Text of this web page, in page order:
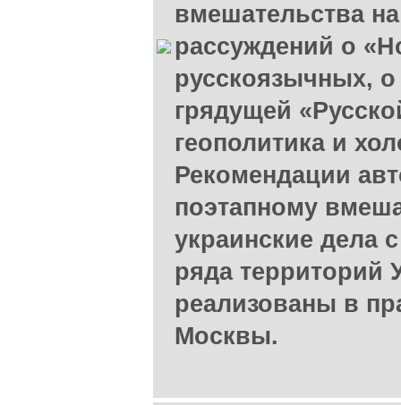
вмешательства
рассуждений о
русскоязычных,
грядущей
геополитика и
Рекомендации
поэтапному
украинские дела
ряда
реализованы в
Москвы.